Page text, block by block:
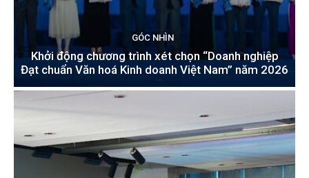
GÓC NHÌN
Khởi động chương trình xét chọn “Doanh nghiệp
Đạt chuẩn Văn hoá Kinh doanh Việt Nam” năm 2026